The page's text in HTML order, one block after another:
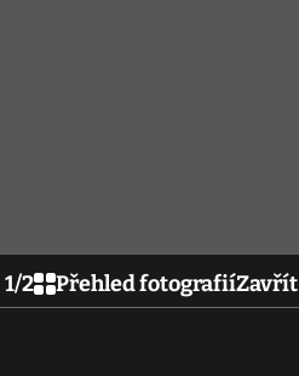
1/2 Přehled fotografiíZavřít